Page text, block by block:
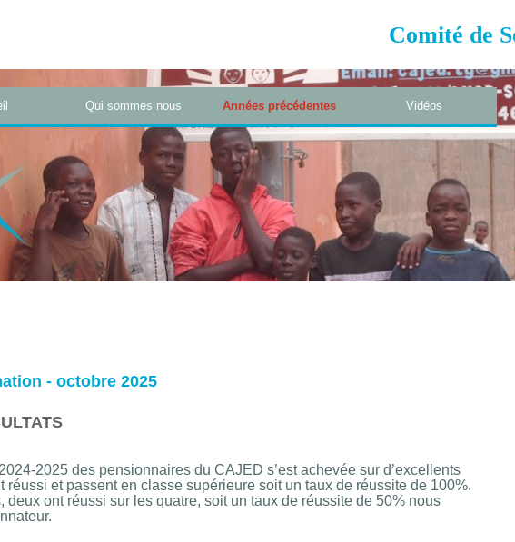
Comité de
Qui sommes nous Années précédentes Vidéos
- octobre 2025
2025 des pensionnaires du CAJED s’est achevée sur d’excellents
réussi et passent en classe supérieure soit un taux de réussite de 100%.
deux ont réussi sur les quatre, soit un taux de réussite de 50% nous